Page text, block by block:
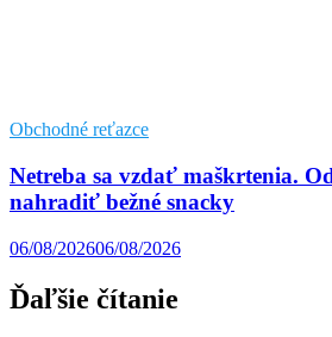
Obchodné reťazce
Netreba sa vzdať maškrtenia.
nahradiť bežné snacky
06/08/202606/08/2026
Ďaľšie čítanie